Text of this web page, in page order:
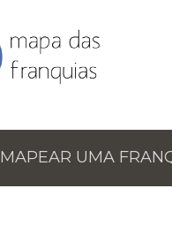
MAPEAR UMA